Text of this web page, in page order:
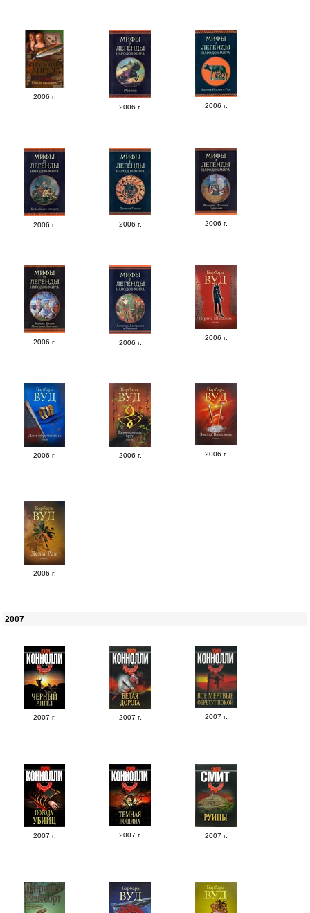
2006 г.
2006 г.
2006 г.
2006 г. 2006 г. 2006 г.
2006 г. 2006 г.
2006 г.
2006 г. 2006 г. 2006 г.
2006 г.
2007
2007 г. 2007 г. 2007 г.
2007 г. 2007 г. 2007 г.